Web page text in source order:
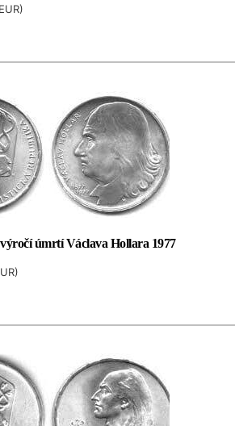
EUR)
úmrtí Václava Hollara 1977
)